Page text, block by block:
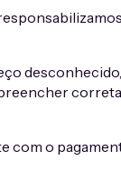
com o